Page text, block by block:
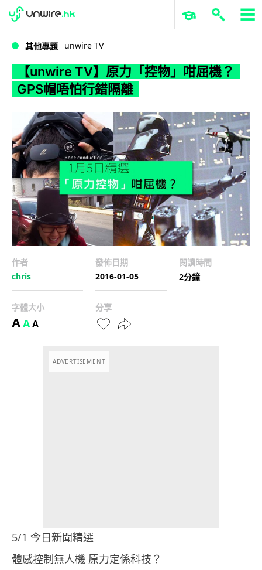
WWDC 2026 ERP 與商業 AI
其他專題 unwire TV
【unwire TV】原力「控物」咁屈機？
GPS帽唔怕行錯隔離
作者
chris
發佈日期
2016-01-05
閱讀時間
2分鐘
字體大小
AAA
分享
ADVERTISEMENT
5/1 今日新聞精選
體感控制無人機 原力定係科技？